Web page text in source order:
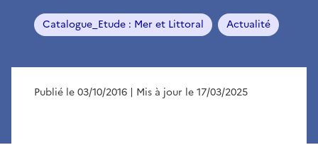
Catalogue_Etude : Mer et Littoral Actualité
Publié le 03/10/2016 | Mis à jour le 17/03/2025